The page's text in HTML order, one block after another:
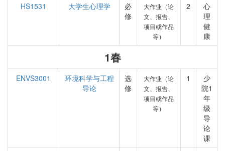
HS1531 大学生心理学
必
修
大作业（论
文、报告、
项目或作品
等）
2
心
理
健
康
1春
ENVS3001
环境科学与工程
导论
选
修
大作业（论
文、报告、
项目或作品
等）
1
少
院1
年
级
导
论
课